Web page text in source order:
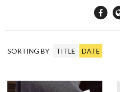
SORTING BY TITLE DATE